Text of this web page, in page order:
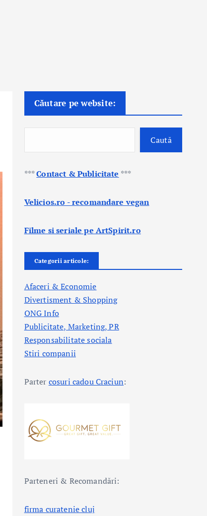
Căutare pe website:
Caută
***Contact & Publicitate ***
Velicios.ro - recomandare vegan
Filme si seriale pe ArtSpirit.ro
Categorii articole:
Afaceri & Economie
Divertisment & Shopping
ONG Info
Publicitate, Marketing, PR
Responsabilitate sociala
Stiri companii
Parter cosuri cadou Craciun:
Parteneri & Recomandări:
firma curatenie cluj